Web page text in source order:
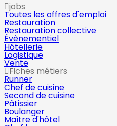
jobs
Toutes les offres d'emploi
Restauration
Restauration collective
Évènementiel
Hôtellerie
Logistique
Vente
Fiches métiers
Runner
Chef de cuisine
Second de cuisine
Pâtissier
Boulanger
Maître d'hôtel